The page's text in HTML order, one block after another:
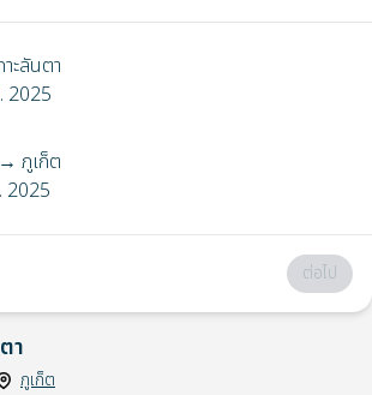
าะลันตา
2025
→ ภูเก็ต
2025
ต่อไป
า
ภูเก็ต